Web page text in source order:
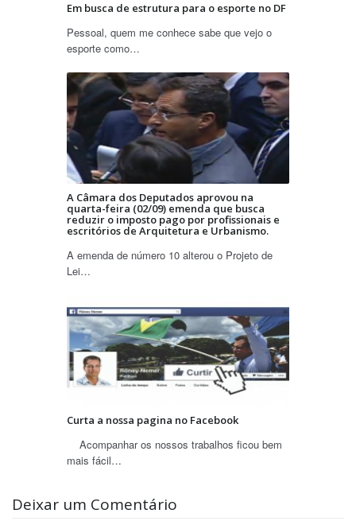
Em busca de estrutura para o esporte no DF
Pessoal, quem me conhece sabe que vejo o
esporte como…
A Câmara dos Deputados aprovou na
quarta-feira (02/09) emenda que busca
reduzir o imposto pago por profissionais e
escritórios de Arquitetura e Urbanismo.
A emenda de número 10 alterou o Projeto de
Lei…
Curta a nossa pagina no Facebook
Acompanhar os nossos trabalhos ficou bem
mais fácil…
Deixar um Comentário